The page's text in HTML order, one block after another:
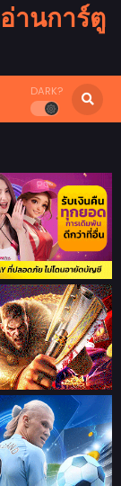
านการ์ตู
DARK?